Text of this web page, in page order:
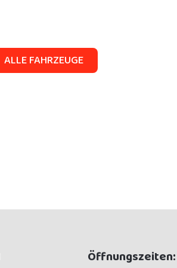
ALLE FAHRZEUGE
Öffnungszeiten: